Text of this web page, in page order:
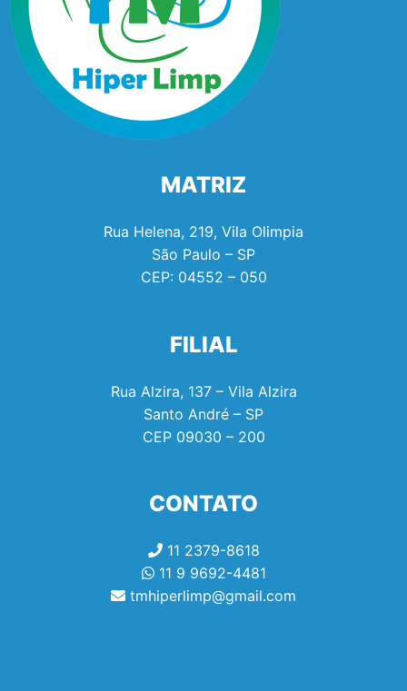
MATRIZ
Rua Helena, 219, Vila Olimpia
São Paulo – SP
CEP: 04552 – 050
FILIAL
Rua Alzira, 137 – Vila Alzira
Santo André – SP
CEP 09030 – 200
CONTATO
11 2379-8618
11 9 9692-4481
tmhiperlimp@gmail.com